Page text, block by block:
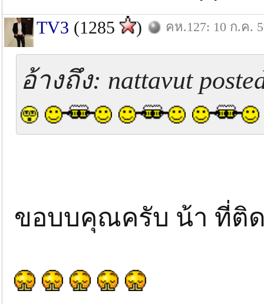
TV3 (1285 ) คห.127: 10 ก.ค.
อ้างถึง: nattavut
ขอบบคุณครับ น้า ที่ติ